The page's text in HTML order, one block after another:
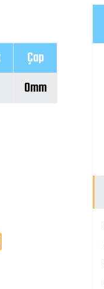
Çap
0mm